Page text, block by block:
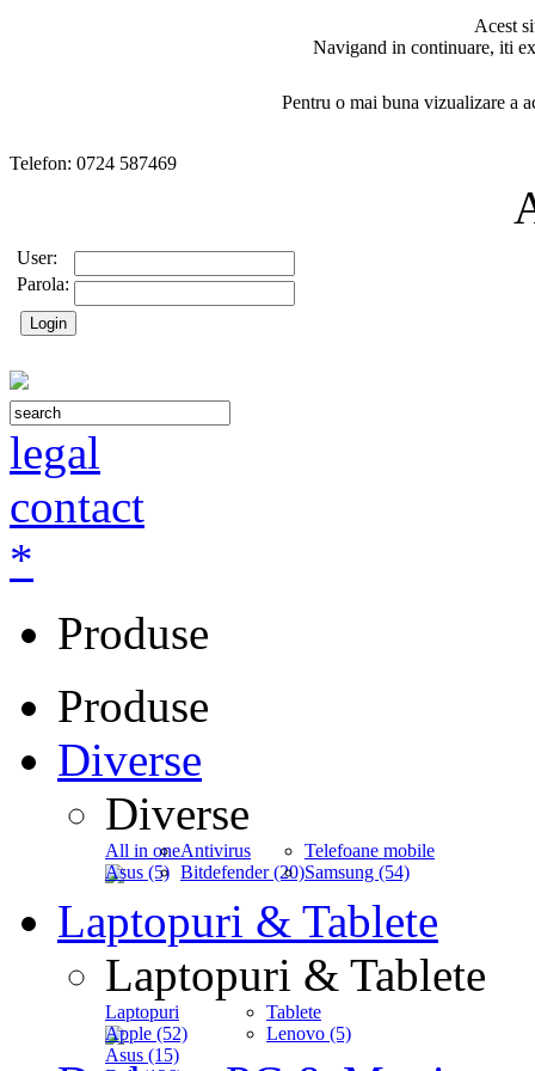
Acest
Navigand in continuare, iti
Pentru o mai buna vizualizare a
Telefon: 0724 587469
User:
Parola:
legal
contact
*
Produse
Produse
Diverse
Diverse
All in one
Asus (5)
Antivirus
Bitdefender (20)
Telefoane mobile
Samsung (54)
Laptopuri & Tablete
Laptopuri & Tablete
Laptopuri
Apple (52)
Asus (15)
Tablete
Lenovo (5)